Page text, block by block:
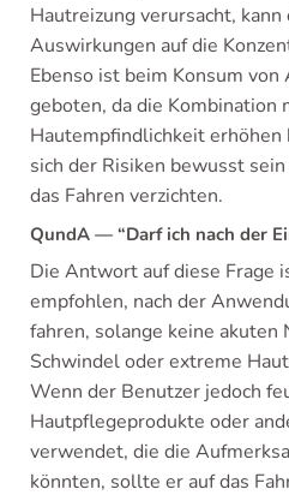
Hautreizung verursacht,
Auswirkungen auf die
Ebenso ist beim Konsum
geboten, da die Kombination
Hautempfindlichkeit
sich der Risiken bewusst
das Fahren verzichten.
QundA — “Darf ich nach der
Die Antwort auf diese Frage
empfohlen, nach der
fahren, solange keine akuten
Schwindel oder extreme
Wenn der Benutzer jedoch
Hautpflegeprodukte oder
verwendet, die die
könnten, sollte er auf das